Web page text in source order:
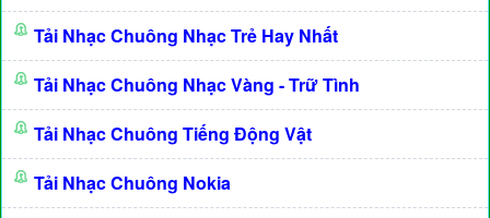
Tải Nhạc Chuông Nhạc Trẻ Hay Nhất
Tải Nhạc Chuông Nhạc Vàng - Trữ Tình
Tải Nhạc Chuông Tiếng Động Vật
Tải Nhạc Chuông Nokia